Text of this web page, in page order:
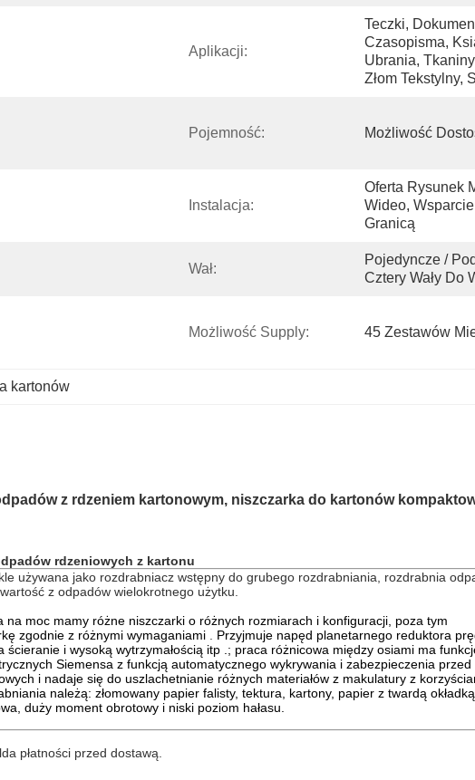
Aplikacji:
Teczki,
Czasopisma,
Ubrania,
Złom Tekstylny,
Pojemność: Możliwość
Instalacja:
Oferta Rysunek
Wideo,
Granicą
Wał:
Pojedyncze /
Cztery Wały Do
Możliwość Supply: 45 Zestawów
kartonów
z rdzeniem kartonowym, niszczarka do kartonów
rdzeniowych z kartonu
używana jako rozdrabniacz wstępny do grubego rozdrabniania, rozdrabnia
z odpadów wielokrotnego użytku.
moc mamy różne niszczarki o różnych rozmiarach i konfiguracji, poza tym
zgodnie z różnymi wymaganiami
Przyjmuje napęd planetarnego reduktora
i wysoką wytrzymałością itp .; praca różnicowa między osiami ma
Siemensa z funkcją automatycznego wykrywania i zabezpieczenia
i nadaje się do uszlachetnianie różnych materiałów z makulatury z
należą: złomowany papier falisty, tektura, kartony, papier z twardą
duży moment obrotowy i niski poziom hałasu.
płatności przed dostawą.